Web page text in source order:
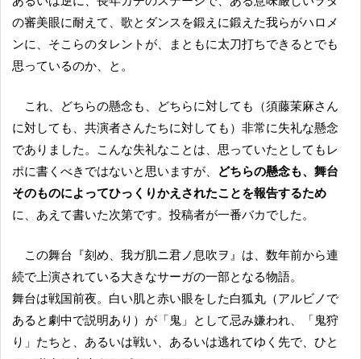
の審美眼に耐えて、歌とダンスを鍛えに鍛えた我らがハロメ
ンに、そこらのタレントが、まともに太刀打ちできるとでも
思っているのか、と。
これ、どちらの懸念も、どちらに対しても（須藤茉麻さん
に対しても、共演者さんたちに対しても）非常に失礼な懸念
でありました。こんな失礼なことは、思っていたとしてもレ
ポに書くべきではないと思いますが、
どちらの懸念も、舞台
そのものによってひっくりかえされたことを報告するため
に、あえて書いた次第です。投稿者が一番バカでした。
この舞台『刻め、我ガ肌ニ君ノ息吹ヲ』は、数年前から連
続で上演されている大きなサーガの一部となる物語。
舞台は戦国前夜。白い肌と赤い眼をした白狐丸（アルビノで
あると劇中で説明あり）が「鬼」として忌み嫌われ、「鬼狩
り」たちと、あるいは戦い、あるいは逃れてゆく先で、ひと